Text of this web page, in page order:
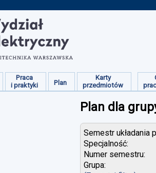
Praca
i praktyki
Plan
Karty
przedmiotów
Plan dla
Semestr układania
Specjalność:
Numer semestru:
Grupa: